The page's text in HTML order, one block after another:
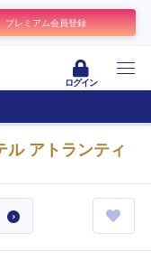
プレミアム会員登録
ログイン
アトランティ